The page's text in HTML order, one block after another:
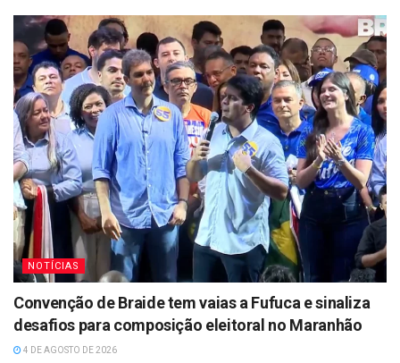
NOTÍCIAS
Convenção de Braide tem vaias a Fufuca e sinaliza
desafios para composição eleitoral no Maranhão
4 DE AGOSTO DE 2026